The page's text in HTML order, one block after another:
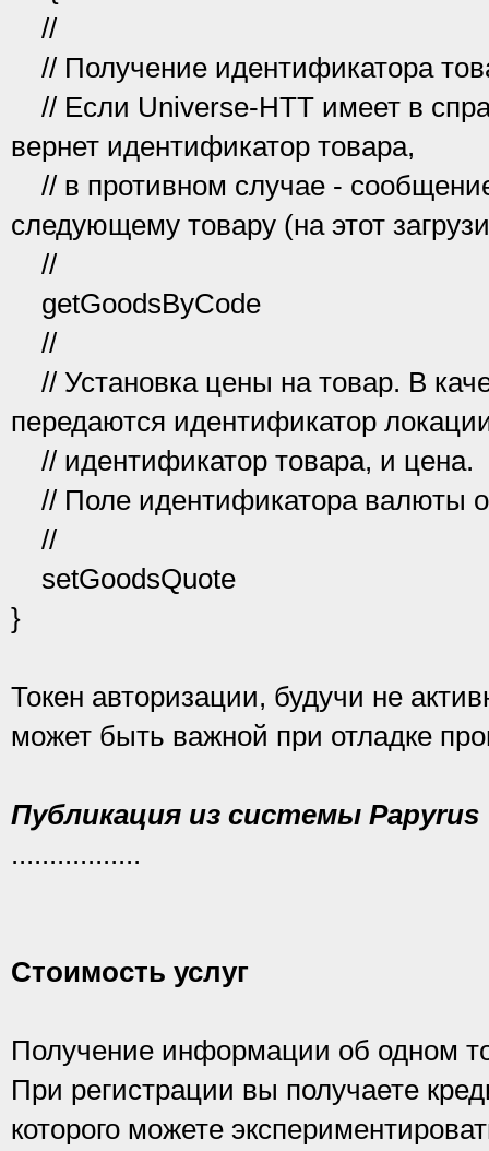
//
// Получение идентификатора
// Если Universe-HTT имеет в
вернет идентификатор товара,
// в противном случае -
следующему товару (на этот
//
getGoodsByCode
//
// Установка цены на товар. В
передаются идентификатор
// идентификатор товара, и цена.
// Поле идентификатора валюты
//
setGoodsQuote
}
Токен авторизации, будучи не
может быть важной при отладке
Публикация из системы Papyrus
.................
Стоимость услуг
Получение информации об одном
При регистрации вы получаете
которого можете